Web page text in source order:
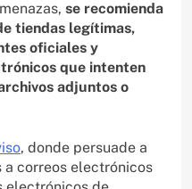
se recomienda
tiendas legítimas,
oficiales y
que intenten
adjuntos o
, donde persuade a
a correos electrónicos